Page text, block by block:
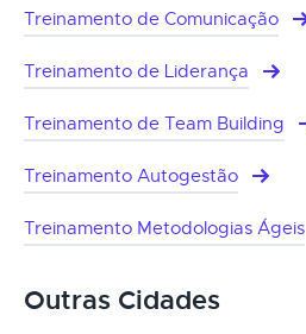
Treinamento de Comunicação
Treinamento de Liderança
Treinamento de Team Building
Treinamento Autogestão
Treinamento Metodologias Ágeis
Outras Cidades